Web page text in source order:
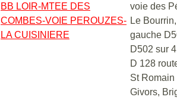
BB LOIR-MTEE DES
COMBES-VOIE PEROUZES-
LA CUISINIERE
voie des
Le
gauche
D502 sur
D 128
St Romain
Givors,